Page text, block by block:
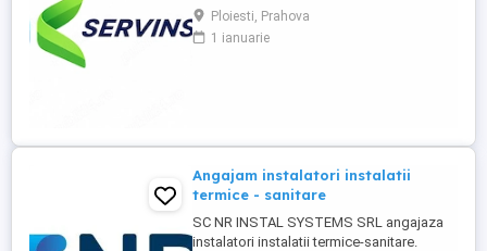
mentenanță instalații sanitare și termice
angajează: Instalator Ajutor instalator
Oferim: - salariu atractiv - mediu de lucru
Ploiesti, Prahova
1 ianuarie
Angajam instalatori instalatii
termice - sanitare
SC NR INSTAL SYSTEMS SRL angajaza
instalatori instalatii termice-sanitare.